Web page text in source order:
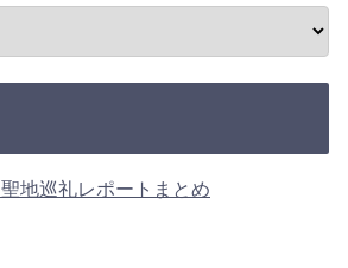
地巡礼レポートまとめ